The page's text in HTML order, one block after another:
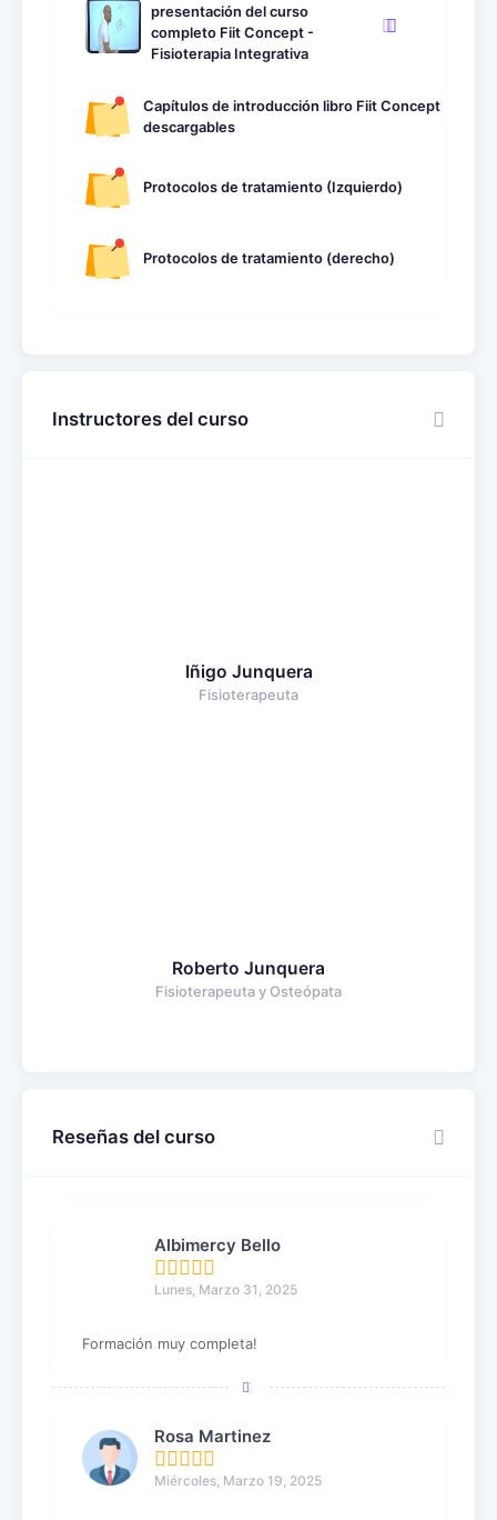
presentación del curso
completo Fiit Concept -
Fisioterapia Integrativa
Capítulos de introducción libro Fiit Concept
descargables
Protocolos de tratamiento (Izquierdo)
Protocolos de tratamiento (derecho)
Instructores del curso
Iñigo Junquera
Fisioterapeuta
Roberto Junquera
Fisioterapeuta y Osteópata
Reseñas del curso
Albimercy Bello
Lunes, Marzo 31, 2025
Formación muy completa!
Rosa Martinez
Miércoles, Marzo 19, 2025